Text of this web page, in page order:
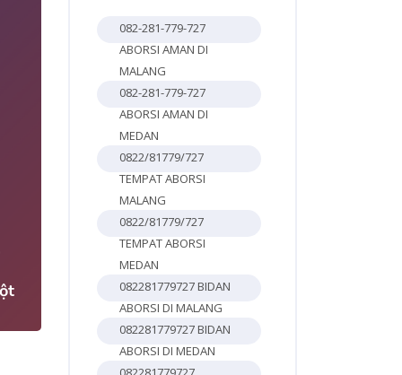
082-281-779-727
ABORSI AMAN DI
MALANG
082-281-779-727
ABORSI AMAN DI
MEDAN
0822/81779/727
TEMPAT ABORSI
MALANG
0822/81779/727
TEMPAT ABORSI
MEDAN
082281779727 BIDAN
ABORSI DI MALANG
082281779727 BIDAN
ABORSI DI MEDAN